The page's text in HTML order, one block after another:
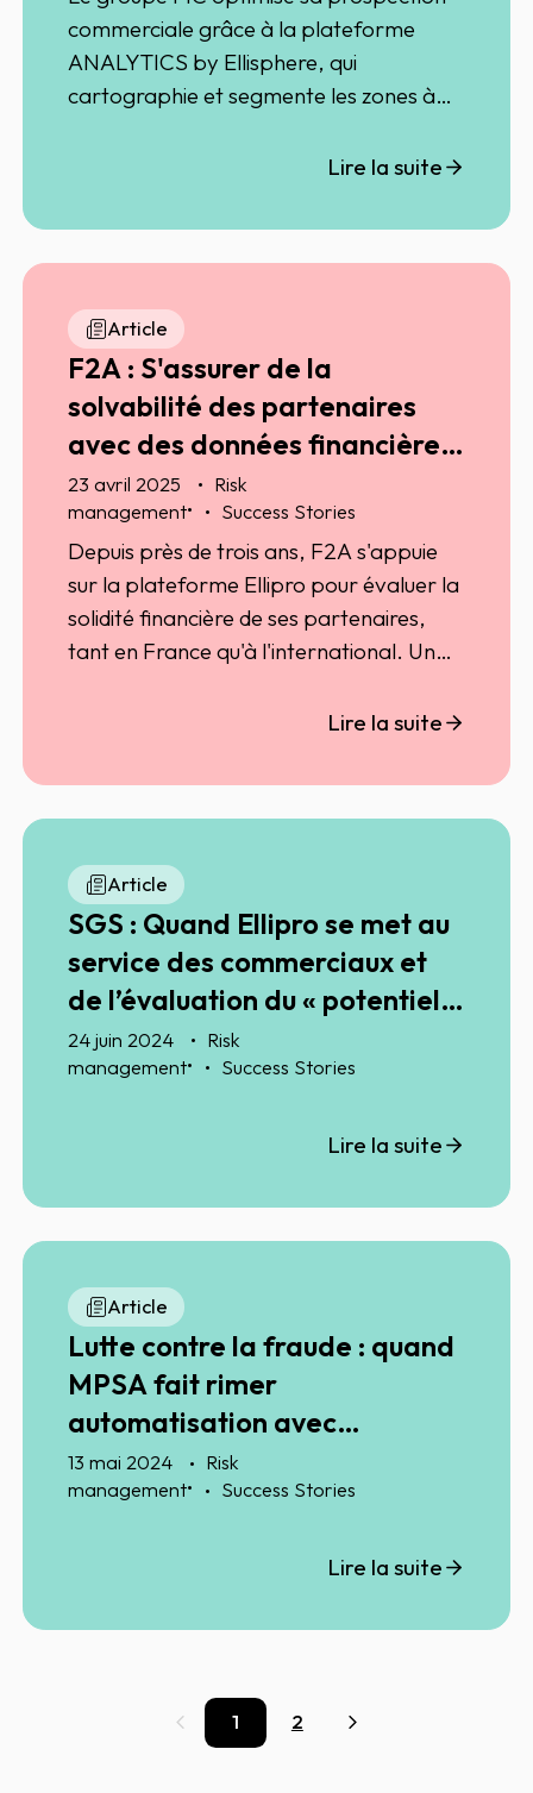
commerciale grâce à la plateforme
ANALYTICS by Ellisphere, qui
cartographie et segmente les zones à
driven permet aux équipes de mieux
performance sur le terrain.
Lire la suite
Article
F2A : S'assurer de la
solvabilité des partenaires
avec des données financières
fiables
23 avril 2025
Risk
management• Success Stories
Depuis près de trois ans, F2A s'appuie
sur la plateforme Ellipro pour évaluer la
solidité financière de ses partenaires,
tant en France qu'à l'international. Un
Ellisphere qui permet à F2A de sécuriser
les risques financiers.
Lire la suite
Article
SGS : Quand Ellipro se met au
service des commerciaux et
de l’évaluation du « potentiel
client »
24 juin 2024
Risk
management• Success Stories
Lire la suite
Article
Lutte contre la fraude : quand
MPSA fait rimer
automatisation avec
sécurisation et satisfaction !
13 mai 2024
Risk
management• Success Stories
Lire la suite
Précédent
1 2 Suivant